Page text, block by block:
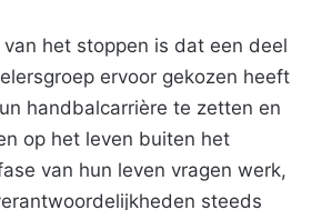
het stoppen is dat een deel
ervoor gekozen heeft
handbalcarrière te zetten en
op het leven buiten het
van hun leven vragen werk,
steeds